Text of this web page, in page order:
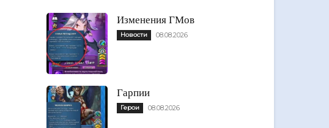
Изменения ГМов
Новости 08.08.2026
Гарпии
Герои 08.08.2026